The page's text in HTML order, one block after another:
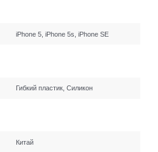
iPhone 5, iPhone 5s, iPhone SE
Гибкий пластик, Силикон
Китай